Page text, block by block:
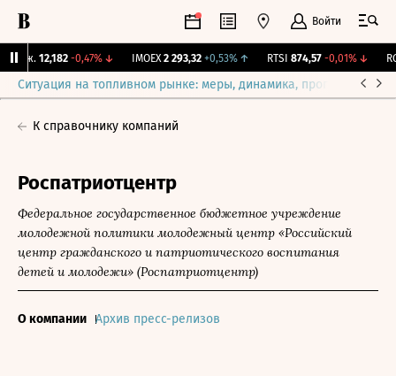
Войти
12,182 -0,47%↓ IMOEX 2 293,32 +0,53%↑ RTSI 874,57 -0,01% ↓
Ситуация на топливном рынке: меры, динамика, прогнозы
К справочнику компаний
Роспатриотцентр
Федеральное государственное бюджетное учреждение
молодежной политики молодежный центр «Российский
центр гражданского и патриотического воспитания
детей и молодежи» (Роспатриотцентр)
О компании Архив пресс-релизов